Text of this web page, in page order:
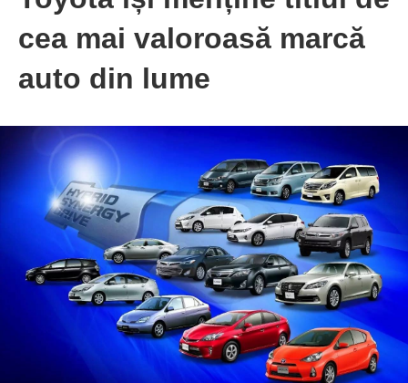
cea mai valoroasă marcă
auto din lume